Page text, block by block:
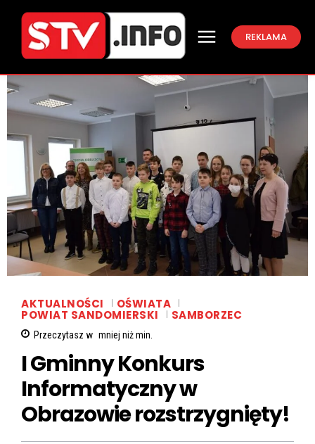
REKLAMA
AKTUALNOŚCI OŚWIATA
POWIAT SANDOMIERSKI SAMBORZEC
Przeczytasz w mniej niżmin.
I Gminny Konkurs
Informatyczny w
Obrazowie rozstrzygnięty!